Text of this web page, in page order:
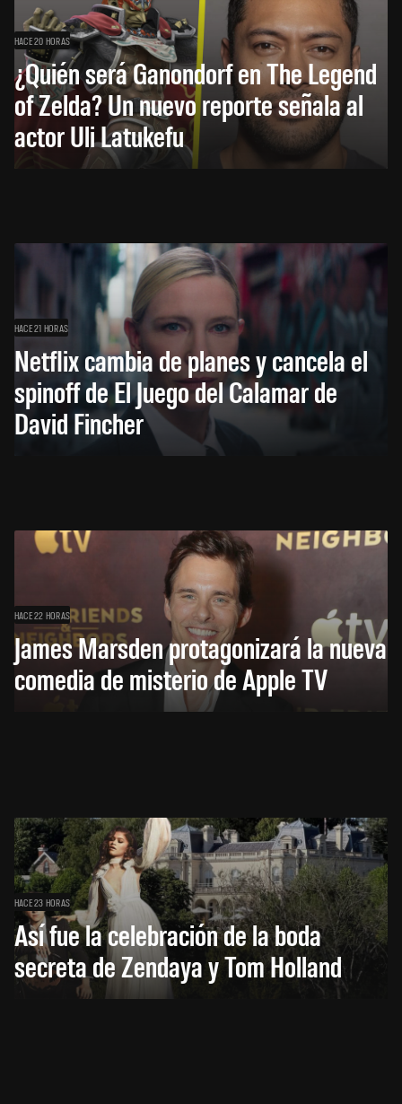
HACE 20 HORAS
¿Quién será Ganondorf en The Legend
of Zelda? Un nuevo reporte señala al
actor Uli Latukefu
HACE 21 HORAS
Netflix cambia de planes y cancela el
spinoff de El Juego del Calamar de
David Fincher
HACE 22 HORAS
James Marsden protagonizará la nueva
comedia de misterio de Apple TV
HACE 23 HORAS
Así fue la celebración de la boda
secreta de Zendaya y Tom Holland